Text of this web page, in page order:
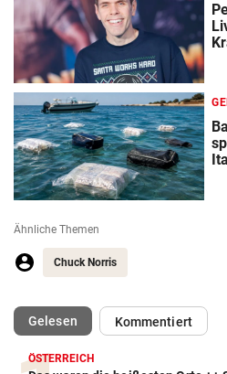
Ähnliche Themen
Chuck Norris
Gelesen(ausgewählt)Kommentiert
ÖSTERREICH